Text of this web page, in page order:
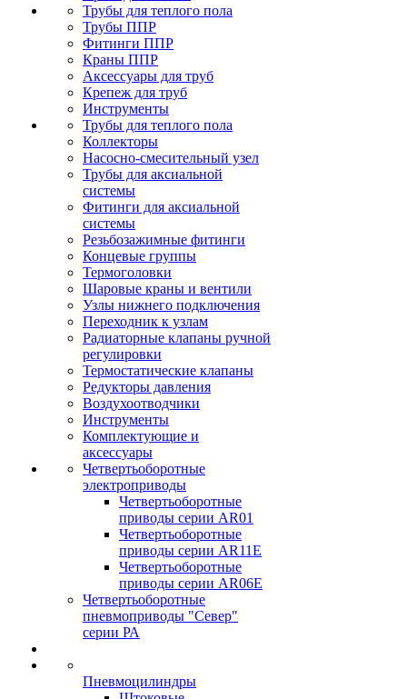
Трубы для теплого пола
Трубы ППР
Фитинги ППР
Краны ППР
Аксессуары для труб
Крепеж для труб
Инструменты
Трубы для теплого пола
Коллекторы
Насосно-смесительный узел
Трубы для аксиальной
системы
Фитинги для аксиальной
системы
Резьбозажимные фитинги
Концевые группы
Термоголовки
Шаровые краны и вентили
Узлы нижнего подключения
Переходник к узлам
Радиаторные клапаны ручной
регулировки
Термостатические клапаны
Редукторы давления
Воздухоотводчики
Инструменты
Комплектующие и
аксессуары
Четвертьоборотные
электроприводы
Четвертьоборотные
приводы серии AR01
Четвертьоборотные
приводы серии AR11E
Четвертьоборотные
приводы серии AR06E
Четвертьоборотные
пневмоприводы "Север"
серии РА
Пневмоцилиндры